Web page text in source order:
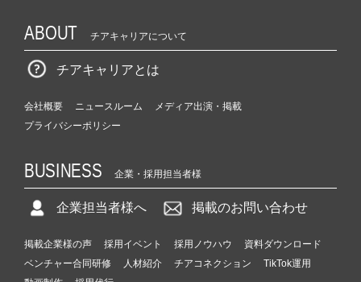
ABOUT チアキャリアについて
チアキャリアとは
会社概要 ニュースルーム
メディア出演・掲載
プライバシーポリシー
BUSINESS 企業・採用担当者様
企業担当者様へ 掲載のお問い合わせ
掲載企業様の声 採用イベント 採用ノウハウ
資料ダウンロード
ベンチャー合同研修
人材紹介 チアコネクション
TikTok運用